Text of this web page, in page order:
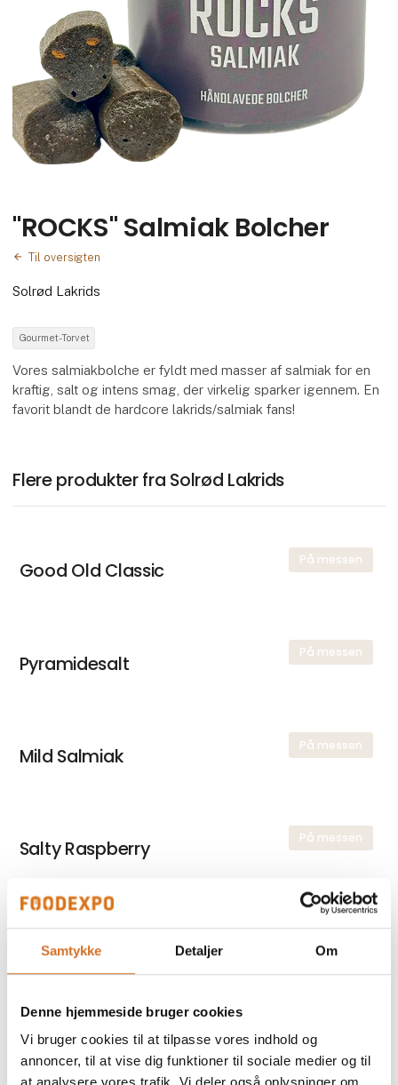
Samtykke Detaljer Om
Denne hjemmeside bruger cookies
Vi bruger cookies til at tilpasse vores indhold og
annoncer, til at vise dig funktioner til sociale medier og til
"ROCKS" Salmiak Bolcher
Til oversigten
Solrød Lakrids
Gourmet-Torvet
Vores salmiakbolche er fyldt med masser af salmiak for en
kraftig, salt og intens smag, der virkelig sparker igennem. En
favorit blandt de hardcore lakrids/salmiak fans!
Flere produkter fra Solrød Lakrids
På messen
Good Old Classic
På messen
Pyramidesalt
På messen
Mild Salmiak
På messen
Salty Raspberry
På messen
Hot Cayenne
Gylden Plade